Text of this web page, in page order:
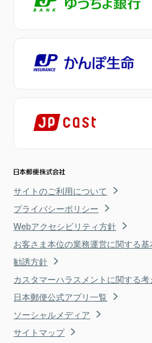
サイトのご利用について
プライバシーポリシー
Webアクセシビリティ方針
お客さま本位の業務運営に関する
勧誘方針
カスタマーハラスメントに関する考
日本郵便公式アプリ一覧
ソーシャルメディア
サイトマップ